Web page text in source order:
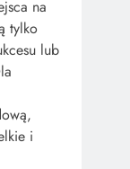
na
tylko
lub
i